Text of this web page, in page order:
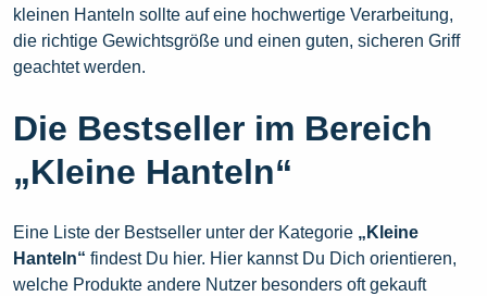
kleinen Hanteln sollte auf eine hochwertige Verarbeitung,
die richtige Gewichtsgröße und einen guten, sicheren Griff
geachtet werden.
Die Bestseller im Bereich
„Kleine Hanteln“
Eine Liste der Bestseller unter der Kategorie „Kleine
Hanteln“ findest Du hier. Hier kannst Du Dich orientieren,
welche Produkte andere Nutzer besonders oft gekauft